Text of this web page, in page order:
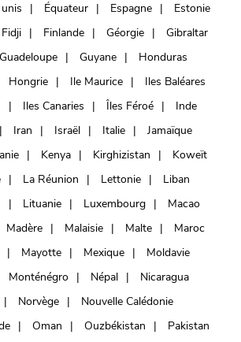
Équateur Espagne
Estonie
Fidji Finlande Géorgie
Gibraltar
Guadeloupe Guyane
Honduras
Hongrie Ile Maurice
Iles Baléares
Iles Canaries Îles Féroé
Inde
Iran Israël Italie
Jamaïque
Kenya Kirghizistan
Koweït
La Réunion Lettonie
Liban
Lituanie Luxembourg
Macao
Madère Malaisie Malte
Maroc
Mayotte Mexique
Moldavie
Monténégro Népal
Nicaragua
Norvège
Nouvelle Calédonie
Oman Ouzbékistan
Pakistan